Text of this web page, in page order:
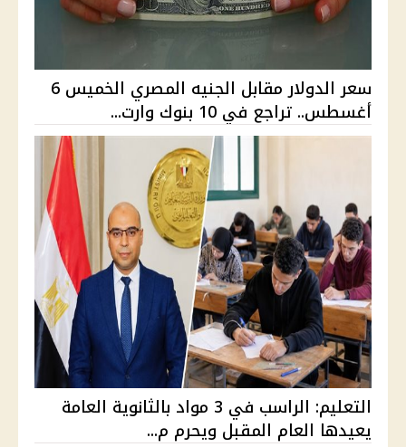
سعر الدولار مقابل الجنيه المصري الخميس 6
أغسطس.. تراجع في 10 بنوك وارت...
التعليم: الراسب في 3 مواد بالثانوية العامة
يعيدها العام المقبل ويحرم م...